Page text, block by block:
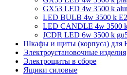
GX53 LED 4w 3500 k
LED BULB 4w 3500 k
LED CANDLE 4w 3500
JCDR LED 6w 3500 k
Шкафы и щиты (корпуса) для
Электроустановочные изделия
Электрощиты в сборе
Ящики силовые